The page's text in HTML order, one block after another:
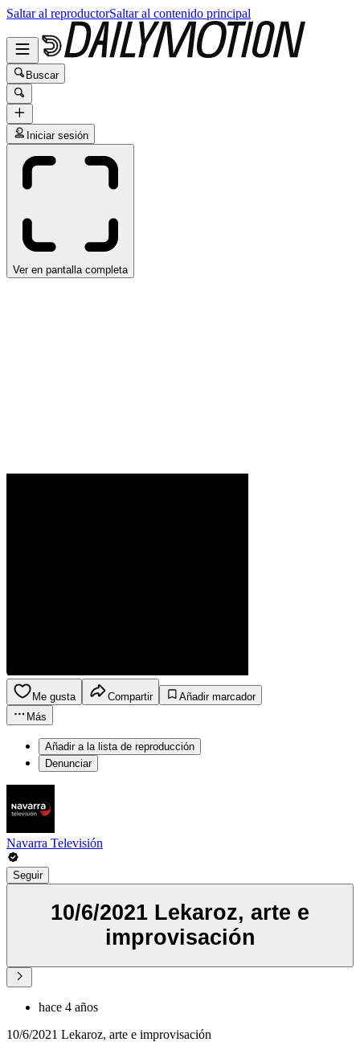
Saltar al reproductorSaltar al contenido principal
Buscar
Iniciar sesión
Ver en pantalla completa
Me gusta Compartir
Añadir marcador
Más
Añadir a la lista de reproducción
Denunciar
Navarra Televisión
Seguir
10/6/2021 Lekaroz, arte e
improvisación
hace 4 años
10/6/2021 Lekaroz, arte e improvisación